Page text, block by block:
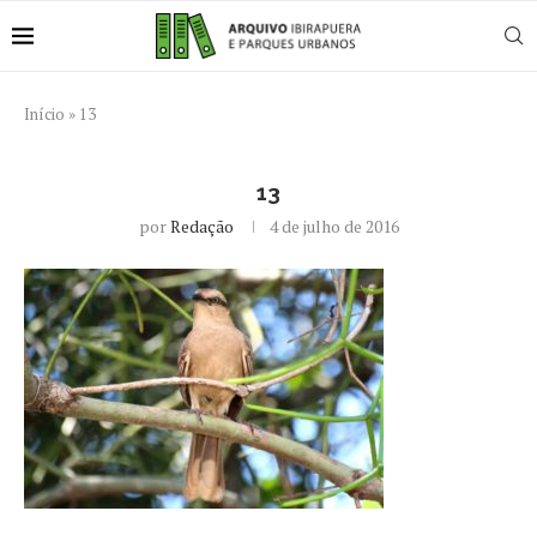
Início » 13
13
porRedação 4 de julho de 2016